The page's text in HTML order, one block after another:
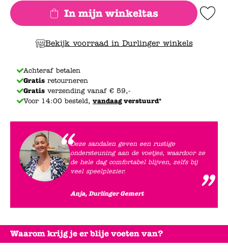
Waarom krijg je er blije voeten van?
In mijn winkeltas Add to
Bekijk voorraad in Durlinger winkels
Achteraf betalen
Gratis retourneren
Gratis verzending vanaf € 59,-
Voor 14:00 besteld, vandaagverstuurd*
Deze sandalen geven een rustige
ondersteuning aan de voetjes, waardoor ze
de hele dag comfortabel blijven, zelfs bij
veel speelplezier.
Anja, Durlinger Gemert